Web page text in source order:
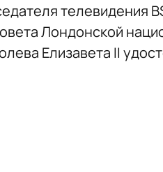
телевидения
Лондонской
Елизавета II